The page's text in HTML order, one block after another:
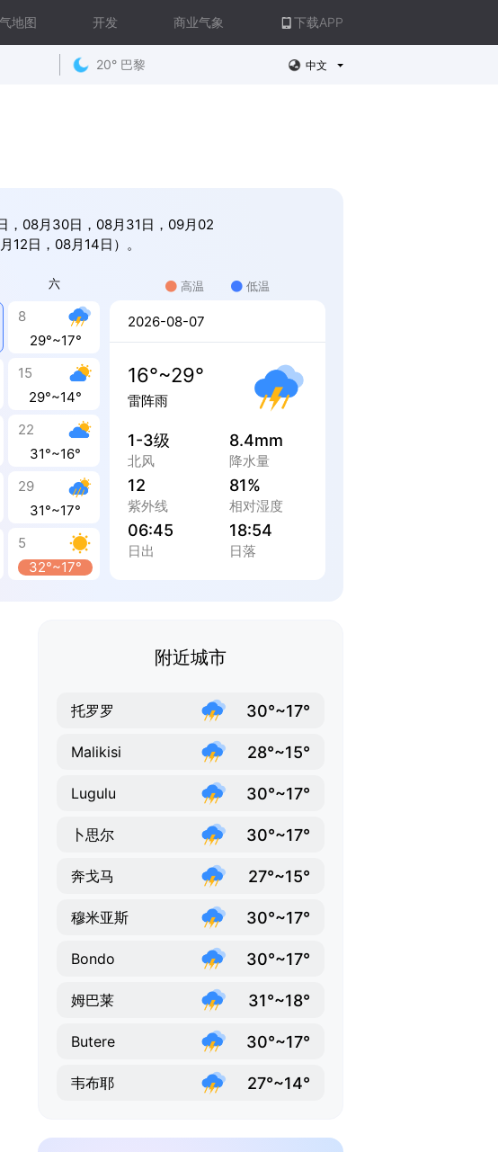
地图 开发 商业气象 下载APP
20° 巴黎 中文
，08月30日，08月31日，09月02
12日，08月14日）。
六
8
29°~17°
15
29°~14°
22
31°~16°
29
31°~17°
5
32°~17°
高温 低温
2026-08-07
16°~29°
雷阵雨
1-3级
北风
8.4mm
降水量
12
紫外线
81%
相对湿度
06:45
日出
18:54
日落
附近城市
托罗罗 30°~17°
Malikisi 28°~15°
Lugulu 30°~17°
卜思尔 30°~17°
奔戈马 27°~15°
穆米亚斯 30°~17°
Bondo 30°~17°
姆巴莱 31°~18°
Butere 30°~17°
韦布耶 27°~14°